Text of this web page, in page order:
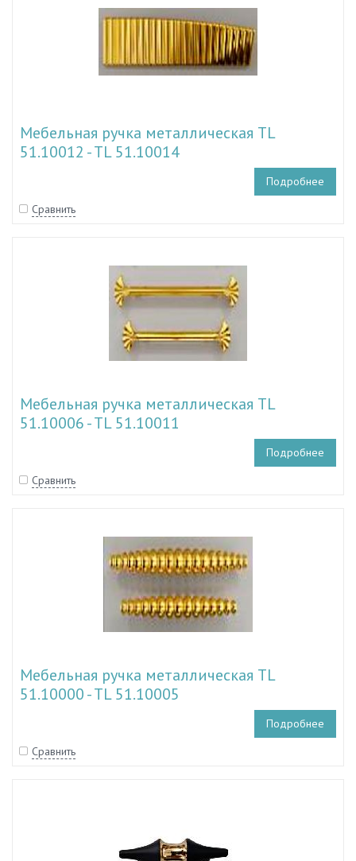
Мебельная ручка металлическая TL
51.10012 - TL 51.10014
Подробнее
Сравнить
Мебельная ручка металлическая TL
51.10006 - TL 51.10011
Подробнее
Сравнить
Мебельная ручка металлическая TL
51.10000 - TL 51.10005
Подробнее
Сравнить